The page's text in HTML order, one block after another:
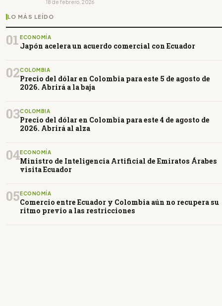
18 de febrero, 2026
LO MÁS LEÍDO
01 ECONOMÍA
Japón acelera un acuerdo comercial con Ecuador
02COLOMBIA
Precio del dólar en Colombia para este 5 de agosto de
2026. Abrirá a la baja
03COLOMBIA
Precio del dólar en Colombia para este 4 de agosto de
2026. Abrirá al alza
04ECONOMÍA
Ministro de Inteligencia Artificial de Emiratos Árabes
visita Ecuador
05 ECONOMÍA
Comercio entre Ecuador y Colombia aún no recupera su
ritmo previo a las restricciones